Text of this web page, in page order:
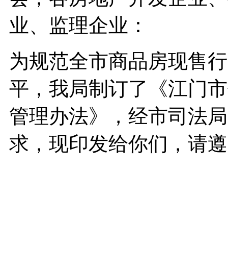
业、监理企业：
为规范全市商品房现售
平，我局制订了《江门
管理办法》，经市司法
求，现印发给你们，请